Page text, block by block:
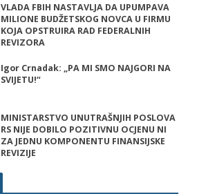
VLADA FBIH NASTAVLJA DA UPUMPAVA
MILIONE BUDŽETSKOG NOVCA U FIRMU
KOJA OPSTRUIRA RAD FEDERALNIH
REVIZORA
Igor Crnadak: „PA MI SMO NAJGORI NA
SVIJETU!“
MINISTARSTVO UNUTRAŠNJIH POSLOVA
RS NIJE DOBILO POZITIVNU OCJENU NI
ZA JEDNU KOMPONENTU FINANSIJSKE
REVIZIJE